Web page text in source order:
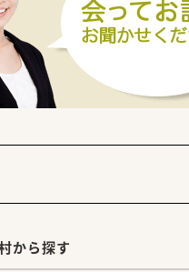
から探す